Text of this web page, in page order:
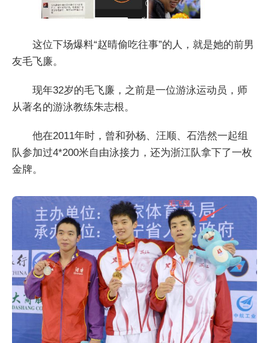
这位下场爆料“赵晴偷吃往事”的人，就是她的前男
友毛飞廉。
现年32岁的毛飞廉，之前是一位游泳运动员，师
从著名的游泳教练朱志根。
他在2011年时，曾和孙杨、汪顺、石浩然一起组
队参加过4*200米自由泳接力，还为浙江队拿下了一枚
金牌。